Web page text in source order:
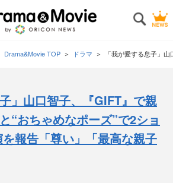
Drama&Movie TOP ドラマ 「我が愛する息子」
」山口智子、『GIFT』で親
“おちゃめなポーズ”で2ショ
報告「尊い」「最高な親子